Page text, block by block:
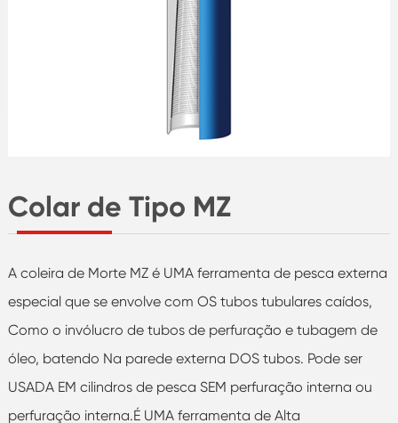
Colar de Tipo MZ
A coleira de Morte MZ é UMA ferramenta de pesca externa
especial que se envolve com OS tubos tubulares caídos,
Como o invólucro de tubos de perfuração e tubagem de
óleo, batendo Na parede externa DOS tubos. Pode ser
USADA EM cilindros de pesca SEM perfuração interna ou
perfuração interna.É UMA ferramenta de Alta